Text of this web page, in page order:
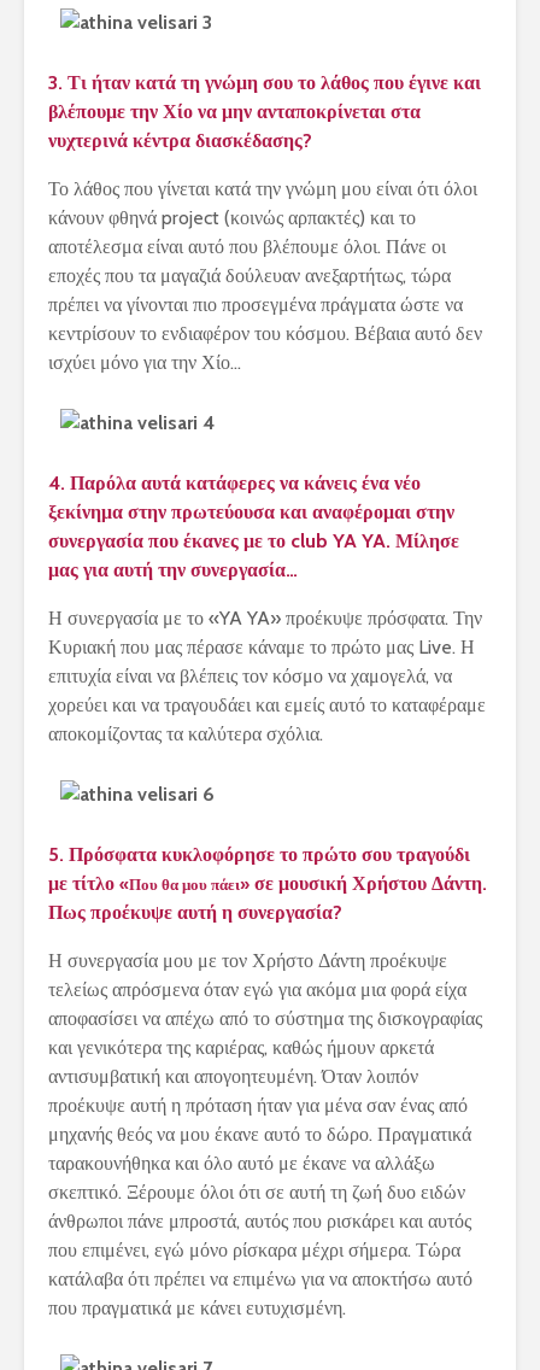
3. Τι ήταν κατά τη γνώμη σου το λάθος που έγινε και
βλέπουμε την Χίο να μην ανταποκρίνεται στα
νυχτερινά κέντρα διασκέδασης?
Το λάθος που γίνεται κατά την γνώμη μου είναι ότι όλοι
κάνουν φθηνά project (κοινώς αρπακτές) και το
αποτέλεσμα είναι αυτό που βλέπουμε όλοι. Πάνε οι
εποχές που τα μαγαζιά δούλευαν ανεξαρτήτως, τώρα
πρέπει να γίνονται πιο προσεγμένα πράγματα ώστε να
κεντρίσουν το ενδιαφέρον του κόσμου. Βέβαια αυτό δεν
ισχύει μόνο για την Χίο…
4. Παρόλα αυτά κατάφερες να κάνεις ένα νέο
ξεκίνημα στην πρωτεύουσα και αναφέρομαι στην
συνεργασία που έκανες με το club YA YA. Μίλησε
μας για αυτή την συνεργασία…
Η συνεργασία με το «YA YA» προέκυψε πρόσφατα. Την
Κυριακή που μας πέρασε κάναμε το πρώτο μας Live. Η
επιτυχία είναι να βλέπεις τον κόσμο να χαμογελά, να
χορεύει και να τραγουδάει και εμείς αυτό το καταφέραμε
αποκομίζοντας τα καλύτερα σχόλια.
5. Πρόσφατα κυκλοφόρησε το πρώτο σου τραγούδι
με τίτλο «Που θα μου πάει» σε μουσική Χρήστου Δάντη.
Πως προέκυψε αυτή η συνεργασία?
Η συνεργασία μου με τον Χρήστο Δάντη προέκυψε
τελείως απρόσμενα όταν εγώ για ακόμα μια φορά είχα
αποφασίσει να απέχω από το σύστημα της δισκογραφίας
και γενικότερα της καριέρας, καθώς ήμουν αρκετά
αντισυμβατική και απογοητευμένη. Όταν λοιπόν
προέκυψε αυτή η πρόταση ήταν για μένα σαν ένας από
μηχανής θεός να μου έκανε αυτό το δώρο. Πραγματικά
ταρακουνήθηκα και όλο αυτό με έκανε να αλλάξω
σκεπτικό. Ξέρουμε όλοι ότι σε αυτή τη ζωή δυο ειδών
άνθρωποι πάνε μπροστά, αυτός που ρισκάρει και αυτός
που επιμένει, εγώ μόνο ρίσκαρα μέχρι σήμερα. Τώρα
κατάλαβα ότι πρέπει να επιμένω για να αποκτήσω αυτό
που πραγματικά με κάνει ευτυχισμένη.